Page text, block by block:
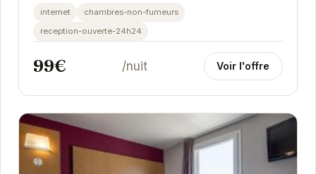
offre un espace de vie confortable et...
internet
chambres-non-fumeurs
reception-ouverte-24h24
99€ /nuit Voir l'offre